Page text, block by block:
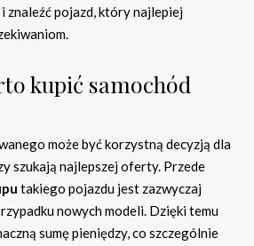
znaleźć pojazd, który najlepiej
kupić samochód
może być korzystną decyzją dla
szukają najlepszej oferty. Przede
takiego pojazdu jest zazwyczaj
nowych modeli. Dzięki temu
sumę pieniędzy, co szczególnie